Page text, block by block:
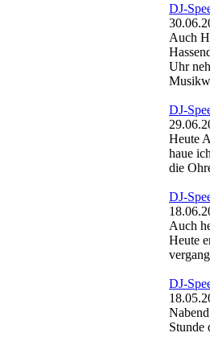
DJ-
Auch
Uhr
DJ-
Heute
haue
die
DJ-
Auch
Heute
DJ-
Stunde